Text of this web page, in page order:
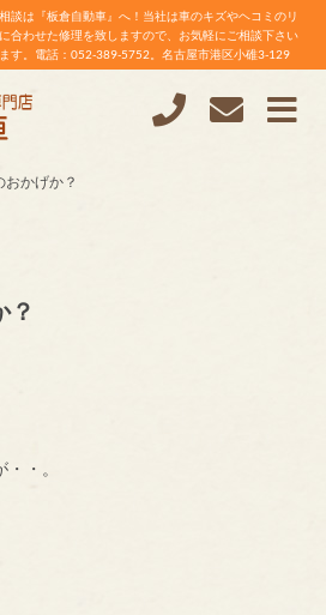
談は『板倉自動車』へ！当社は車のキズやヘコミのリ
合わせた修理を致しますので、お気軽にご相談下さい
す。電話：052-389-5752。名古屋市港区小碓3-129
おかげか？
？
・。